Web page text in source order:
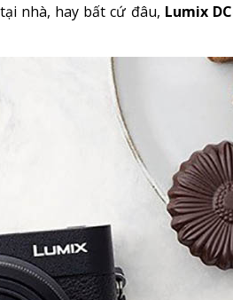
nhà, hay bất cứ đâu, Lumix